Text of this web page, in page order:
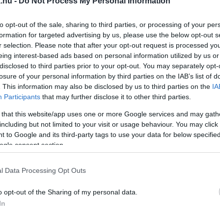
opt-out of the sale, sharing to third parties, or processing of your
for targeted advertising by us, please use the below opt-out
selection. Please note that after your opt-out request is processed
interest-based ads based on personal information utilized by us
to third parties prior to your opt-out. You may separately
of your personal information by third parties on the IAB’s list of
This information may also be disclosed by us to third parties on the
Participants that may further disclose it to other third parties.
that this website/app uses one or more Google services and may
but not limited to your visit or usage behaviour. You may
to Google and its third-party tags to use your data for below
consent section.
Data Processing Opt Outs
opt-out of the Sharing of my personal data.
TARTOZÓ JACHTOT
konglomerátumot vezet Moszkvában.
PRÓBÁLTA MEGINGATNI, DE CSÚNYÁN
orosz légitársaságok gépeit.
AZ AMBASSADOR-HIDAT AZ OLTÁSELLENES
Egyesült Államokat és Kanadát összekötő hidat.
SZEXUÁLIS ZAKLATÁSOS ÜGYÉBEN